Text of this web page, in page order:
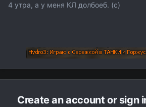
4 утра, а у меня КЛ долбоеб. (с)
Create an account or sign